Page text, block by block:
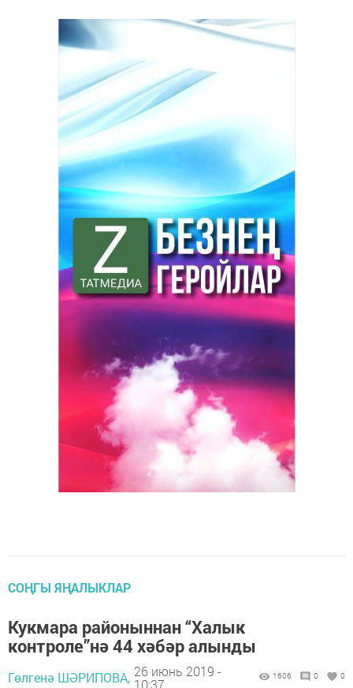
СОҢГЫ ЯҢАЛЫКЛАР
Кукмара районыннан “Халык
контроле”нә 44 хәбәр алынды
Гөлгенә ШӘРИПОВА, 26 июнь 2019 -
10:37
1606 0 0